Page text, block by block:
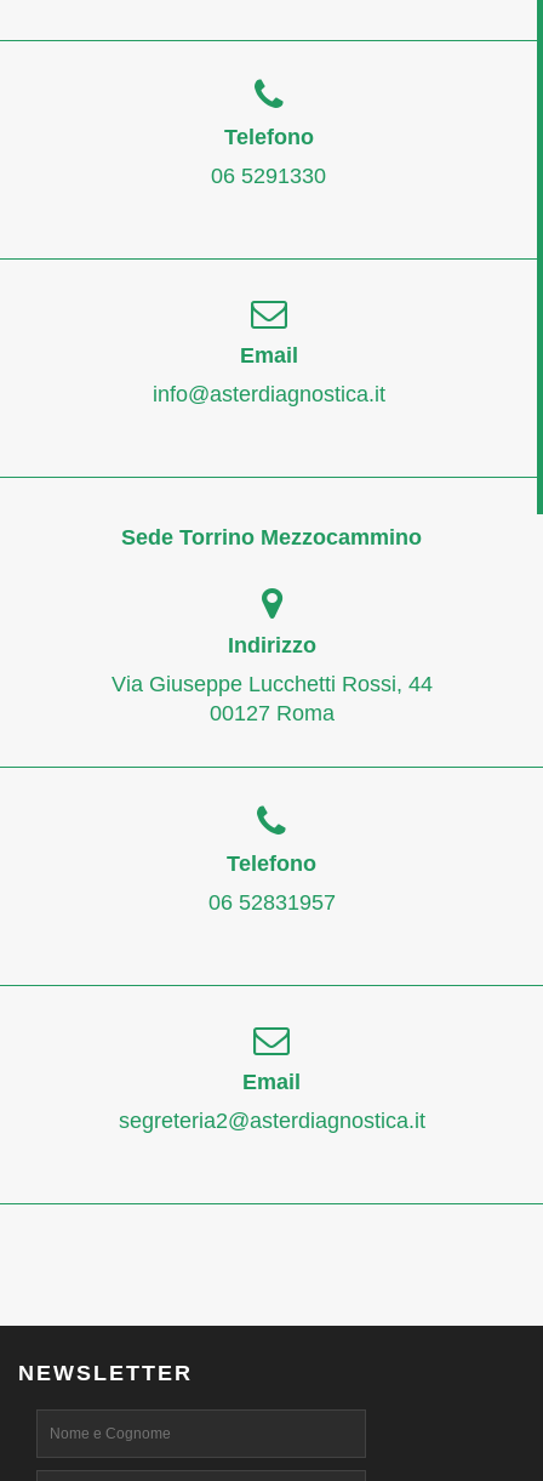
Telefono
06 5291330
Email
info@asterdiagnostica.it
Sede Torrino Mezzocammino
Indirizzo
Via Giuseppe Lucchetti Rossi, 44
00127 Roma
Telefono
06 52831957
Email
segreteria2@asterdiagnostica.it
NEWSLETTER